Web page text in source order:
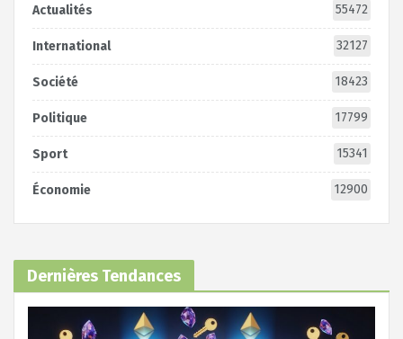
Actualités 55472
International 32127
Société 18423
Politique 17799
Sport 15341
Économie 12900
Dernières Tendances